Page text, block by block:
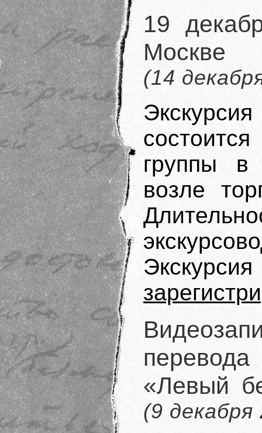
19
(14
группы в
возле
«Левый
(9 декабря